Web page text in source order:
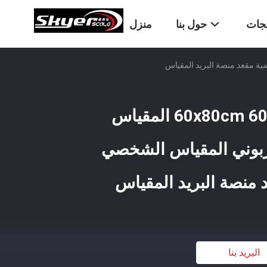
منزل حول بنا
المقياس الرقمي 60x80cm 600kg المقياس
المقياس الشخصي
منصة البريد المقياس
البريد بنا